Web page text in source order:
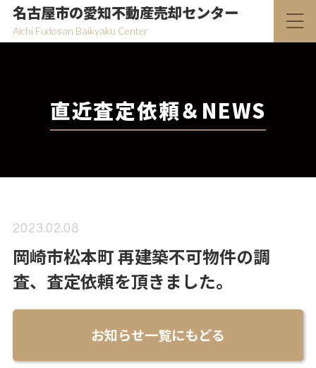
名古屋市の愛知不動産売却センター
Aichi Fudosan Baikyaku Center
直近査定依頼＆NEWS
2023.02.08
岡崎市松本町 再建築不可物件の調
査、査定依頼を頂きました。
お知らせ一覧にもどる